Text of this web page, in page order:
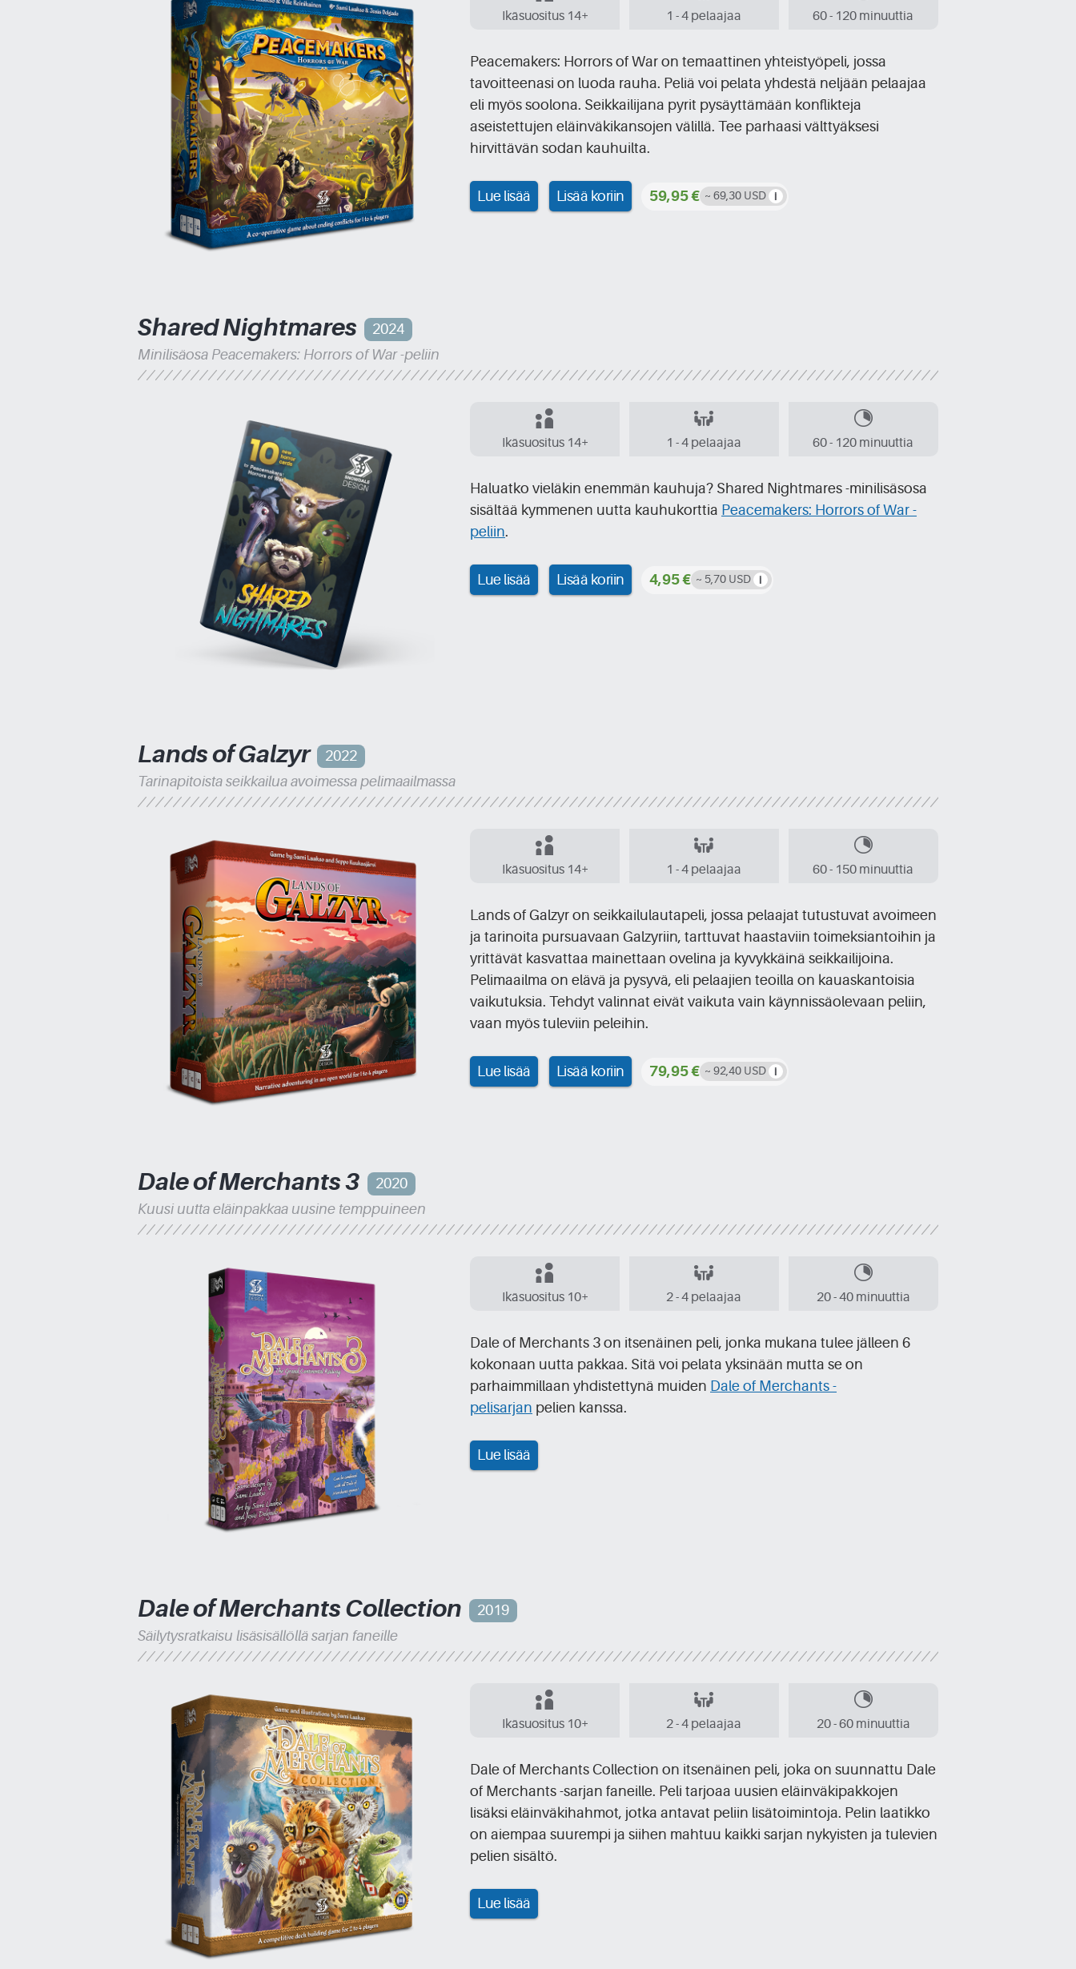
Ikäsuositus 14+ 1 - 4 pelaajaa 60 - 120 minuuttia
Peacemakers: Horrors of War on temaattinen yhteistyöpeli, jossa
tavoitteenasi on luoda rauha. Peliä voi pelata yhdestä neljään pelaajaa
eli myös soolona. Seikkailijana pyrit pysäyttämään konflikteja
aseistettujen eläinväkikansojen välillä. Tee parhaasi välttyäksesi
hirvittävän sodan kauhuilta.
Lue lisää Lisää koriin 59,95 € ~ 69,30 USD
Shared Nightmares
2024
Minilisäosa Peacemakers: Horrors of War -peliin
Ikäsuositus 14+ 1 - 4 pelaajaa 60 - 120 minuuttia
Haluatko vieläkin enemmän kauhuja? Shared Nightmares -minilisäsosa
sisältää kymmenen uutta kauhukorttia Peacemakers: Horrors of War -
peliin.
Lue lisää Lisää koriin 4,95 € ~ 5,70 USD
Lands of Galzyr
2022
Tarinapitoista seikkailua avoimessa pelimaailmassa
Ikäsuositus 14+ 1 - 4 pelaajaa 60 - 150 minuuttia
Lands of Galzyr on seikkailulautapeli, jossa pelaajat tutustuvat avoimeen
ja tarinoita pursuavaan Galzyriin, tarttuvat haastaviin toimeksiantoihin ja
yrittävät kasvattaa mainettaan ovelina ja kyvykkäinä seikkailijoina.
Pelimaailma on elävä ja pysyvä, eli pelaajien teoilla on kauaskantoisia
vaikutuksia. Tehdyt valinnat eivät vaikuta vain käynnissäolevaan peliin,
vaan myös tuleviin peleihin.
Lue lisää Lisää koriin 79,95 € ~ 92,40 USD
Dale of Merchants 3
2020
Kuusi uutta eläinpakkaa uusine temppuineen
Ikäsuositus 10+ 2 - 4 pelaajaa 20 - 40 minuuttia
Dale of Merchants 3 on itsenäinen peli, jonka mukana tulee jälleen 6
kokonaan uutta pakkaa. Sitä voi pelata yksinään mutta se on
parhaimmillaan yhdistettynä muiden Dale of Merchants -
pelisarjan pelien kanssa.
Lue lisää
Dale of Merchants Collection
2019
Säilytysratkaisu lisäsisällöllä sarjan faneille
Ikäsuositus 10+ 2 - 4 pelaajaa 20 - 60 minuuttia
Dale of Merchants Collection on itsenäinen peli, joka on suunnattu Dale
of Merchants -sarjan faneille. Peli tarjoaa uusien eläinväkipakkojen
lisäksi eläinväkihahmot, jotka antavat peliin lisätoimintoja. Pelin laatikko
on aiempaa suurempi ja siihen mahtuu kaikki sarjan nykyisten ja tulevien
pelien sisältö.
Lue lisää